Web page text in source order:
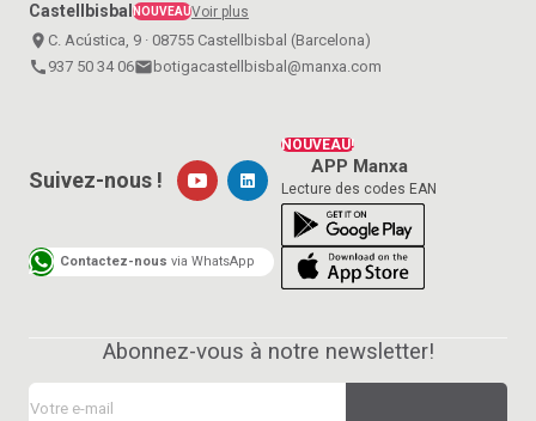
Castellbisbal NOUVEAUVoir plus
place C. Acústica, 9 · 08755 Castellbisbal (Barcelona)
call 937 50 34 06email botigacastellbisbal@manxa.com
NOUVEAU!
APP Manxa
Lecture des codes EAN
Suivez-nous !
Contactez-nous via WhatsApp
Abonnez-vous à notre newsletter!